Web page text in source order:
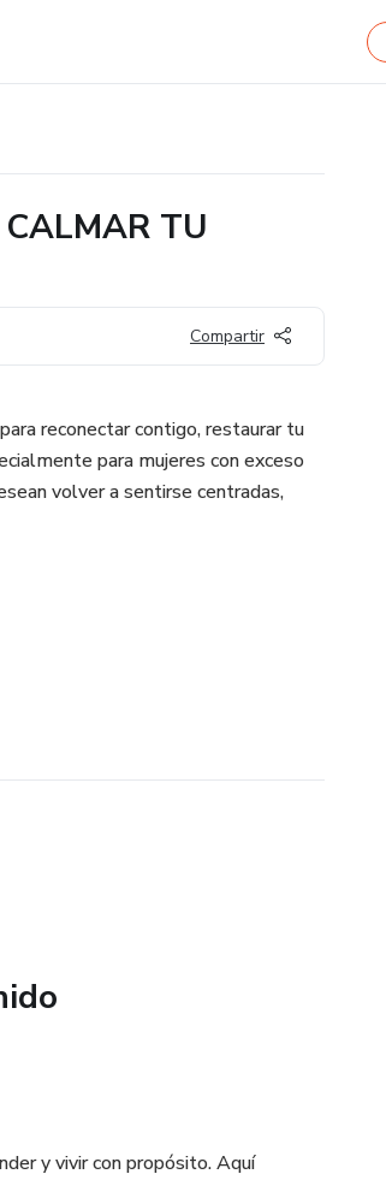
TU
Compartir
reconectar contigo, restaurar tu
para mujeres con exceso
volver a sentirse centradas,
y vivir con propósito. Aquí